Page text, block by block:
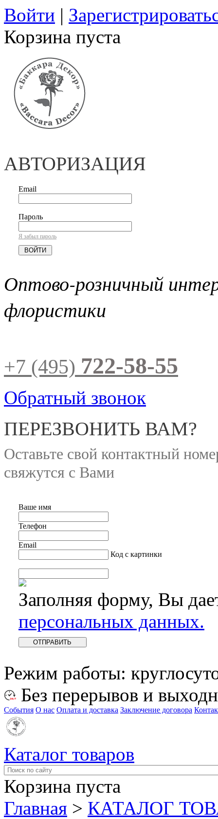
Войти |
Корзина пуста
АВТОРИЗАЦИЯ
Email
Пароль
Я забыл пароль
Оптово-розничный
флористики
+7 (495) 722-58-55
Обратный звонок
ПЕРЕЗВОНИТЬ ВАМ?
Оставьте свой контактный
свяжутся с Вами
Ваше имя
Телефон
Email
Код с картинки
Заполняя форму, Вы
персональных данных.
Режим работы:
Без перерывов и
События О нас Оплата и доставка Заключение договора
Каталог товаров
Корзина пуста
Главная > КАТАЛОГ